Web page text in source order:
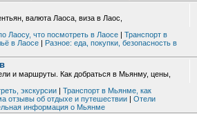
валюта Лаоса, виза в Лаос,
Лаосу, что посмотреть в Лаосе | Транспорт в
в Лаосе | Разное: еда, покупки, безопасность в
и маршруты. Как добраться в Мьянму, цены,
экскурсии | Транспорт в Мьянме, как
отзывы об отдыхе и путешествии | Отели
информация о Мьянме